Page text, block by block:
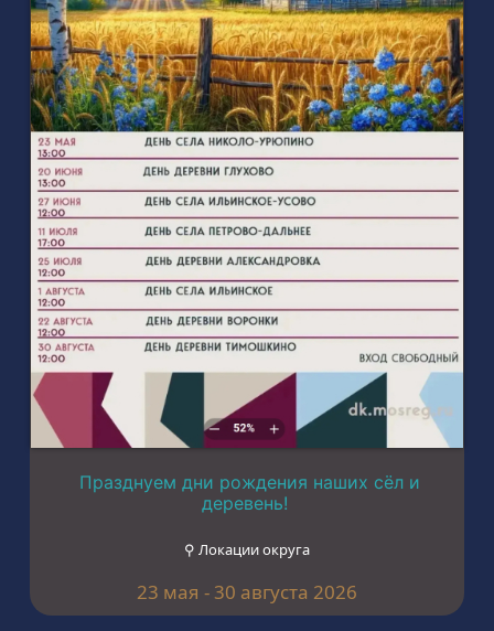
Празднуем дни рождения наших сёл и
деревень!
⚲ Локации округа
23 мая - 30 августа 2026